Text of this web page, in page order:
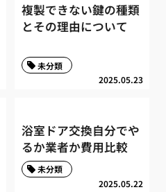
複製できない鍵の種類
とその理由について
2025.05.23
未分類
浴室ドア交換自分でや
るか業者か費用比較
2025.05.22
未分類